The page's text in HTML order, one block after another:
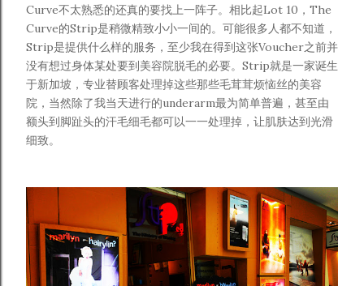
Curve不太熟悉的还真的要找上一阵子。相比起Lot 10，The
Curve的Strip是稍微精致小小一间的。可能很多人都不知道，
Strip是提供什么样的服务，至少我在得到这张Voucher之前并
没有想过身体某处要到美容院脱毛的必要。Strip就是一家诞生
于新加坡，专业替顾客处理掉这些那些毛茸茸烦恼丝的美容
院，当然除了我当天进行的underarm最为简单普遍，甚至由
额头到脚趾头的汗毛细毛都可以一一处理掉，让肌肤达到光滑
细致。